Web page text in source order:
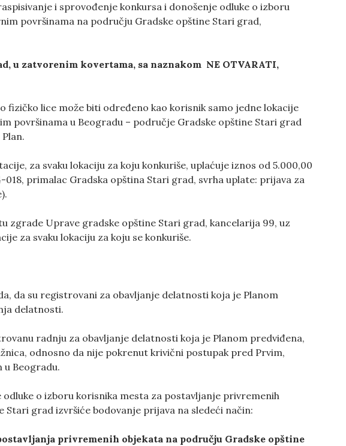
i sprovođenje konkursa i donošenje odluke o izboru
površinama na području Gradske opštine Stari grad,
, u zatvorenim kovertama, sa naznakom NE OTVARATI,
fizičko lice može biti određeno kao korisnik samo jedne lokacije
površinama u Beogradu – područje Gradske opštine Stari grad
za svaku lokaciju za koju konkuriše, uplaćuje iznos od 5.000,00
primalac Gradska opština Stari grad, svrha uplate: prijava za
zgrade Uprave gradske opštine Stari grad, kancelarija 99, uz
za svaku lokaciju za koju se konkuriše.
da su registrovani za obavljanje delatnosti koja je Planom
delatnosti.
radnju za obavljanje delatnosti koja je Planom predviđena,
odnosno da nije pokrenut krivični postupak pred Prvim,
u Beogradu.
o izboru korisnika mesta za postavljanje privremenih
grad izvršiće bodovanje prijava na sledeći način:
privremenih objekata na području Gradske opštine